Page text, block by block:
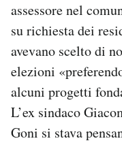
assessore nel
su richiesta dei
avevano scelto di
elezioni
alcuni progetti
L’ex sindaco
Goni si stava